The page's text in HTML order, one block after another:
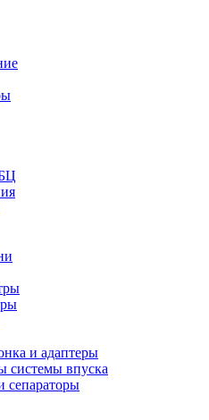
и адаптеры
системы впуска
сепараторы